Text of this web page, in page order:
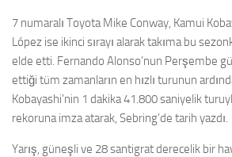
7 numaralı Toyota Mike Conway, Kamui
López ise ikinci sırayı alarak takıma bu
elde etti. Fernando Alonso’nun Perşembe
ettiği tüm zamanların en hızlı turunun
Kobayashi’nin 1 dakika 41.800 saniyelik
rekoruna imza atarak, Sebring’de tarih yazdı.
Yarış, güneşli ve 28 santigrat derecelik bir